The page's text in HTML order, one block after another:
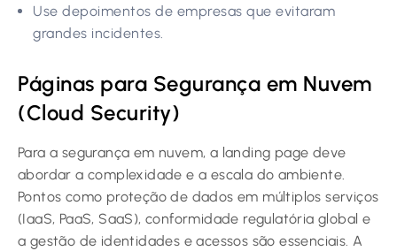
Use depoimentos de empresas que evitaram
grandes incidentes.
Páginas para Segurança em Nuvem
(Cloud Security)
Para a segurança em nuvem, a landing page deve
abordar a complexidade e a escala do ambiente.
Pontos como proteção de dados em múltiplos serviços
(IaaS, PaaS, SaaS), conformidade regulatória global e
a gestão de identidades e acessos são essenciais. A